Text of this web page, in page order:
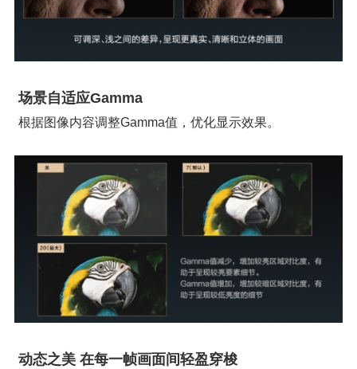
场景自适应Gamma
根据图像内容调整Gamma值，优化显示效果。
动态之美 在每一帧画面间轻盈穿梭